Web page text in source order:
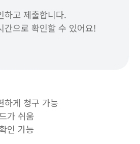
하고 제출합니다.
간으로 확인할 수 있어요!
하게 청구 가능
가 쉬움
인 가능